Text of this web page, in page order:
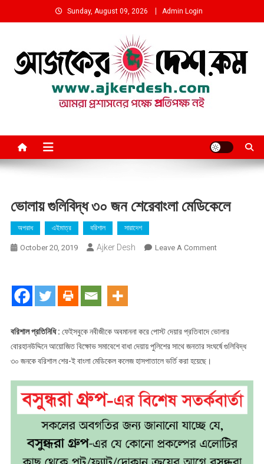
to
Sunday, August 09, 2026 Admin Login
ভোলায় গুলিবিদ্ধ ৩০ জন শেরেবাংলা মেডিকেলে
অপরাধ এইমাত্র বরিশাল সারাদেশ
October 20, 2019 Ajker Desh Leave A CommentOn
মেডিকেলে
বরিশাল প্রতিনিধি : ফেইসবুকে নবীজীকে অবমাননা করে পোস্ট দেয়ার প্রতিবাদে ভোলার
বোরহানউদ্দিনে আয়োজিত বিক্ষোভ সমাবেশে বাধা দেয়ায় পুলিশের সাথে জনতার সংঘর্ষে গুলিবিদ্ধ
৩০ জনকে বরিশাল শের-ই বাংলা মেডিকেল কলেজ হাসপাতালে ভর্তি করা হয়েছে।